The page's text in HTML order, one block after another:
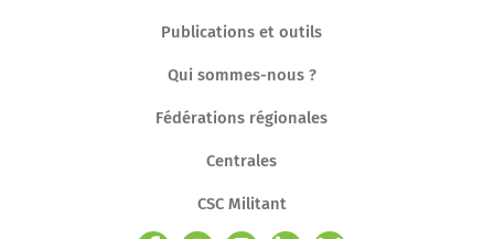
Publications et outils
Qui sommes-nous ?
Fédérations régionales
Centrales
CSC Militant